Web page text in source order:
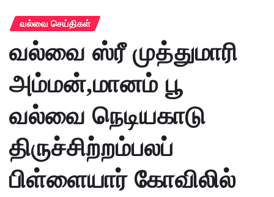
வல்வை செய்திகள்
வல்வை ஸ்ரீ முத்துமாரி
அம்மன்,மானம் பூ
வல்வை நெடியகாடு
திருச்சிற்றம்பலப்
பிள்ளையார் கோவிலில்